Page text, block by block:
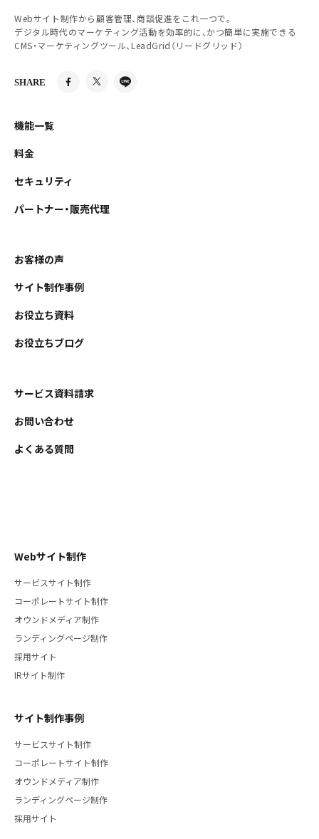
Webサイト制作から顧客管理、商談促進をこれ一つで。
デジタル時代のマーケティング活動を効率的に、かつ簡単に実施できる
CMS・マーケティングツール、LeadGrid（リードグリッド）
SHARE
機能一覧
料金
セキュリティ
パートナー・販売代理
お客様の声
サイト制作事例
お役立ち資料
お役立ちブログ
サービス資料請求
お問い合わせ
よくある質問
Webサイト制作
サービスサイト制作
コーポレートサイト制作
オウンドメディア制作
ランディングページ制作
採用サイト
IRサイト制作
サイト制作事例
サービスサイト制作
コーポレートサイト制作
オウンドメディア制作
ランディングページ制作
採用サイト